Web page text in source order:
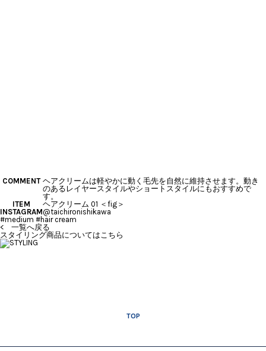
COMMENT ヘアクリームは軽やかに動く毛先を自然に維持させます。動き
のあるレイヤースタイルやショートスタイルにもおすすめで
す。
ITEM
ヘアクリーム 01 ＜fig＞
INSTAGRAM@taichironishikawa
#medium #hair cream
< 一覧へ戻る
スタイリング商品についてはこちら
TOP